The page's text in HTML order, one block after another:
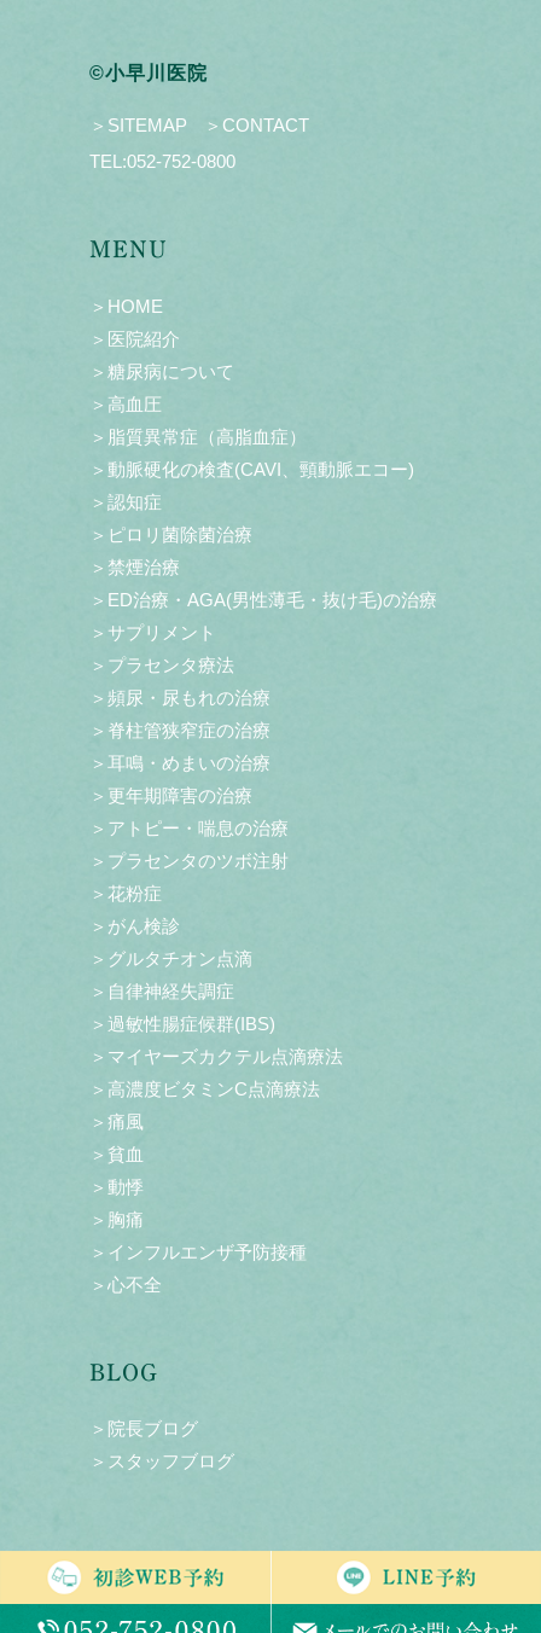
©小早川医院
＞SITEMAP
＞CONTACT
TEL:052-752-0800
MENU
＞HOME
＞医院紹介
＞糖尿病について
＞高血圧
＞脂質異常症（高脂血症）
＞動脈硬化の検査(CAVI、頸動脈エコー)
＞認知症
＞ピロリ菌除菌治療
＞禁煙治療
＞ED治療・AGA(男性薄毛・抜け毛)の治療
＞サプリメント
＞プラセンタ療法
＞頻尿・尿もれの治療
＞脊柱管狭窄症の治療
＞耳鳴・めまいの治療
＞更年期障害の治療
＞アトピー・喘息の治療
＞プラセンタのツボ注射
＞花粉症
＞がん検診
＞グルタチオン点滴
＞自律神経失調症
＞過敏性腸症候群(IBS)
＞マイヤーズカクテル点滴療法
＞高濃度ビタミンC点滴療法
＞痛風
＞貧血
＞動悸
＞胸痛
＞インフルエンザ予防接種
＞心不全
BLOG
＞院長ブログ
＞スタッフブログ